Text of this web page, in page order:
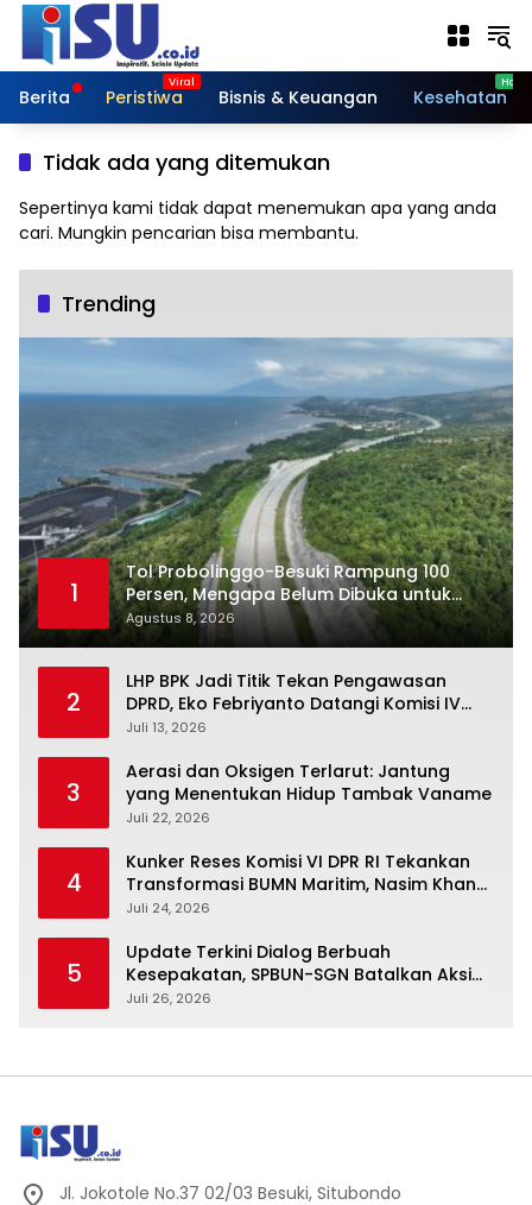
Langsung
konten
Berita
Peristiwa Bisnis & Keuangan Kesehatan
Tidak ada yang ditemukan
Sepertinya kami tidak dapat menemukan apa yang anda
cari. Mungkin pencarian bisa membantu.
Trending
1
Tol Probolinggo-Besuki Rampung 100
Persen, Mengapa Belum Dibuka untuk
Publik?
Agustus 8, 2026
2
LHP BPK Jadi Titik Tekan Pengawasan
DPRD, Eko Febriyanto Datangi Komisi IV
dan Ajak Dewan Kembali Berpijak pada
Juli 13, 2026
3
Aerasi dan Oksigen Terlarut: Jantung
yang Menentukan Hidup Tambak Vaname
Juli 22, 2026
4
Kunker Reses Komisi VI DPR RI Tekankan
Transformasi BUMN Maritim, Nasim Khan
Kawal Penguatan Sektor Laut
Juli 24, 2026
5
Update Terkini Dialog Berbuah
Kesepakatan, SPBUN-SGN Batalkan Aksi
Nasional Setelah Holding Penuhi Sejumlah
Juli 26, 2026
Jl. Jokotole No.37 02/03 Besuki, Situbondo